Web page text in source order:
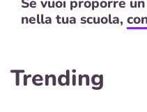
nella tua scuola,
Trending